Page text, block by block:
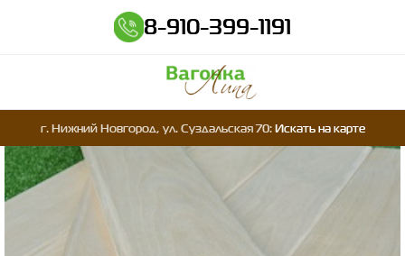
8-910-399-1191
г. Нижний Новгород, ул. Суздальская 70:Искать на карте